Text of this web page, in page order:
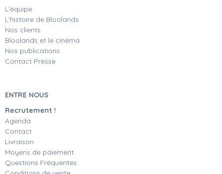
L'équipe
L'histoire de Bloolands
Nos clients
Bloolands et le cinéma
Nos publications
Contact Presse
ENTRE NOUS
Recrutement !
Agenda
Contact
Livraison
Moyens de paiement
Questions Fréquentes